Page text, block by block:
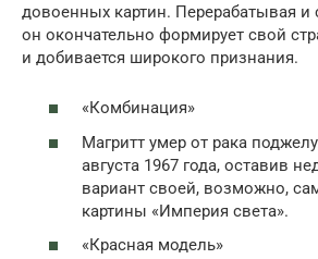
довоенных картин. Перерабатывая и
он окончательно формирует свой
и добивается широкого признания.
«Комбинация»
Магритт умер от рака
августа 1967 года, оставив
вариант своей, возможно,
картины «Империя света».
«Красная модель»